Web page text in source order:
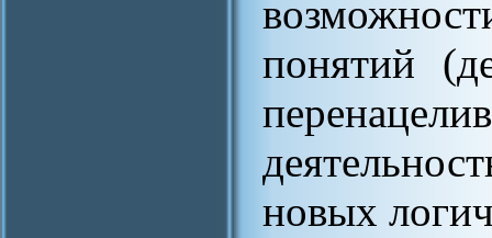
понятий
новых